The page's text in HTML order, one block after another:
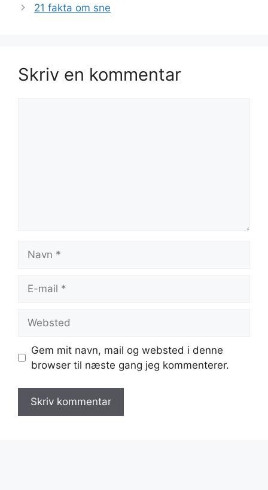
21 fakta om sne
Skriv en kommentar
mail
Gem mit navn, mail og websted i denne
browser til næste gang jeg kommenterer.